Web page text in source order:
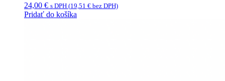
24,00 € s DPH (19,51 € bez DPH)
Pridať do košíka